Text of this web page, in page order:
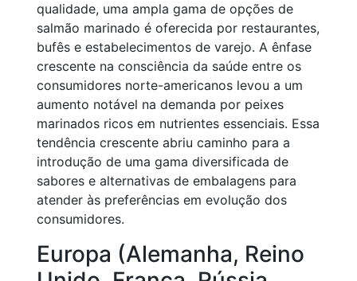
qualidade, uma ampla gama de opções de
salmão marinado é oferecida por restaurantes,
bufês e estabelecimentos de varejo. A ênfase
crescente na consciência da saúde entre os
consumidores norte-americanos levou a um
aumento notável na demanda por peixes
marinados ricos em nutrientes essenciais. Essa
tendência crescente abriu caminho para a
introdução de uma gama diversificada de
sabores e alternativas de embalagens para
atender às preferências em evolução dos
consumidores.
Europa (Alemanha, Reino